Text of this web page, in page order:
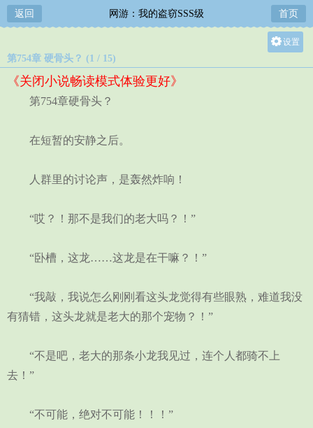
返回 网游：我的盗窃SSS级 首页
设置
第754章 硬骨头？ (1 / 15)
《关闭小说畅读模式体验更好》
第754章硬骨头？
在短暂的安静之后。
人群里的讨论声，是轰然炸响！
“哎？！那不是我们的老大吗？！”
“卧槽，这龙……这龙是在干嘛？！”
“我敲，我说怎么刚刚看这头龙觉得有些眼熟，难道我没
有猜错，这头龙就是老大的那个宠物？！”
“不是吧，老大的那条小龙我见过，连个人都骑不上
去！”
“不可能，绝对不可能！！！”